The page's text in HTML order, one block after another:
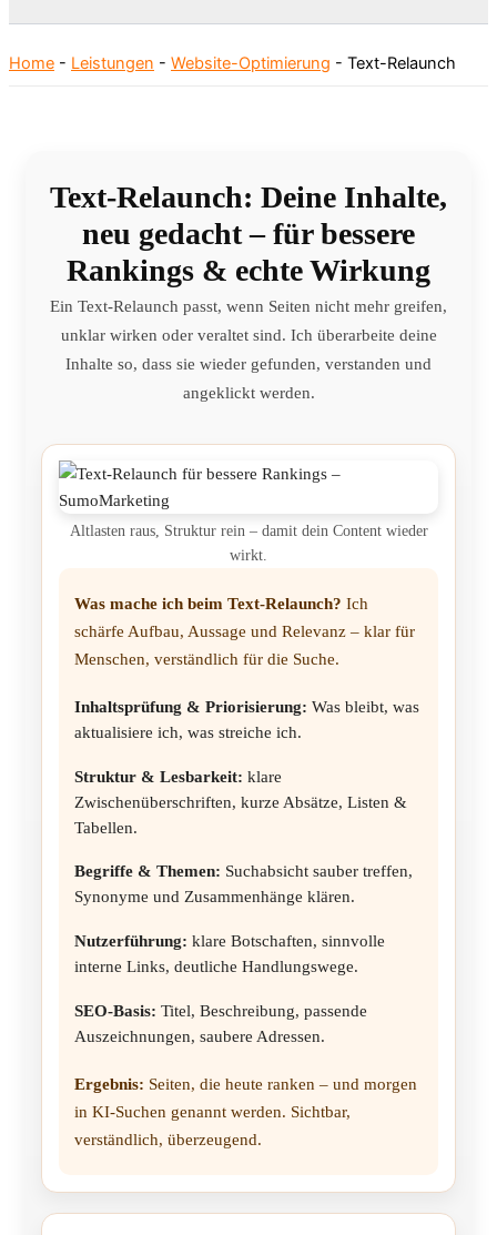
Home - Leistungen - Website-Optimierung - Text-Relaunch
Text-Relaunch: Deine Inhalte,
neu gedacht – für bessere
Rankings & echte Wirkung
Ein Text-Relaunch passt, wenn Seiten nicht mehr greifen,
unklar wirken oder veraltet sind. Ich überarbeite deine
Inhalte so, dass sie wieder gefunden, verstanden und
angeklickt werden.
Altlasten raus, Struktur rein – damit dein Content wieder
wirkt.
Was mache ich beim Text-Relaunch? Ich
schärfe Aufbau, Aussage und Relevanz – klar für
Menschen, verständlich für die Suche.
Inhaltsprüfung & Priorisierung: Was bleibt, was
aktualisiere ich, was streiche ich.
Struktur & Lesbarkeit: klare
Zwischenüberschriften, kurze Absätze, Listen &
Tabellen.
Begriffe & Themen: Suchabsicht sauber treffen,
Synonyme und Zusammenhänge klären.
Nutzerführung: klare Botschaften, sinnvolle
interne Links, deutliche Handlungswege.
SEO-Basis: Titel, Beschreibung, passende
Auszeichnungen, saubere Adressen.
Ergebnis: Seiten, die heute ranken – und morgen
in KI-Suchen genannt werden. Sichtbar,
verständlich, überzeugend.